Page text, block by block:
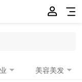
美容美发